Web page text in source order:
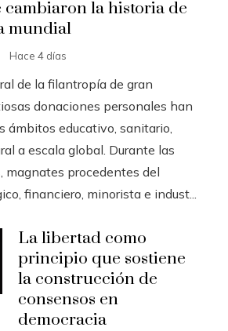
cambiaron la historia de
mundial
Hace 4 días
de la filantropía de gran
donaciones personales han
ámbitos educativo, sanitario,
a escala global. Durante las
magnates procedentes del
financiero, minorista e indust...
La libertad como
principio que sostiene
la construcción de
consensos en
democracia